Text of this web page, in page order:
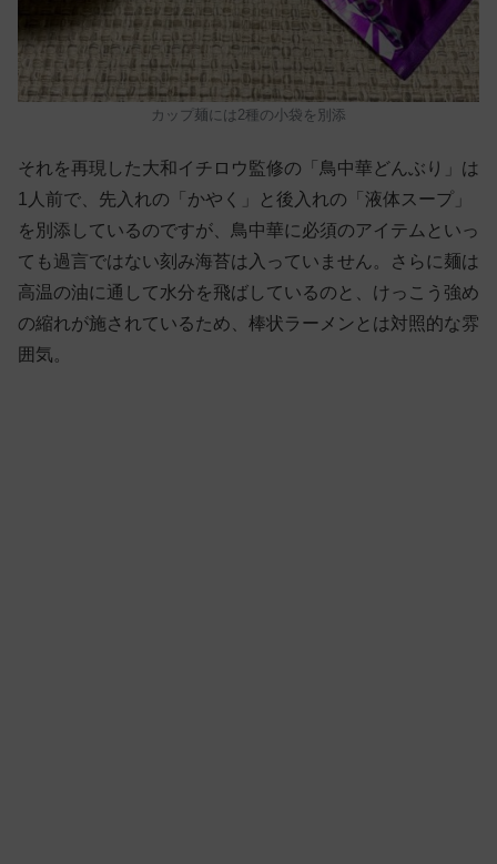
カップ麺には2種の小袋を別添
それを再現した大和イチロウ監修の「鳥中華どんぶり」は
1人前で、先入れの「かやく」と後入れの「液体スープ」
を別添しているのですが、鳥中華に必須のアイテムといっ
ても過言ではない刻み海苔は入っていません。さらに麺は
高温の油に通して水分を飛ばしているのと、けっこう強め
の縮れが施されているため、棒状ラーメンとは対照的な雰
囲気。